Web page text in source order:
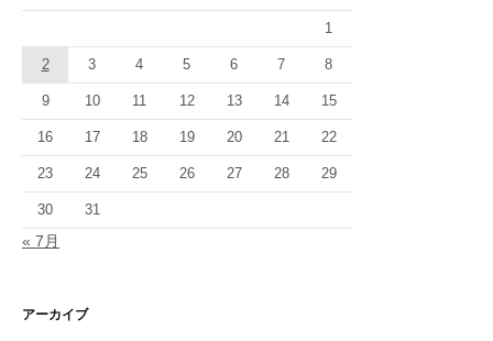
1
2 3 4 5 6 7 8
9 10 11 12 13 14 15
16 17 18 19 20 21 22
23 24 25 26 27 28 29
30 31
« 7月
アーカイブ